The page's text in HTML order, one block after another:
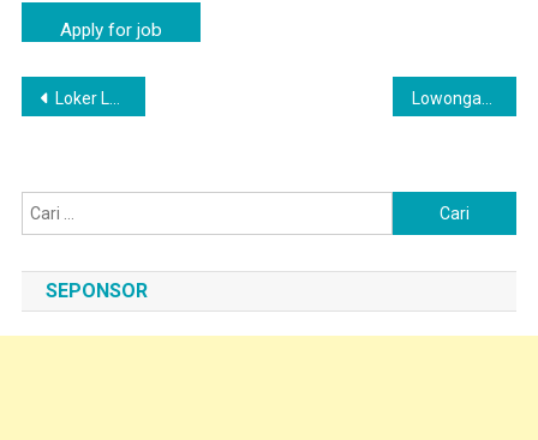
Navigasi
Loker Lemahmekar, Indramayu Terbaru – Operator Pabrik | PT Indofood CBP Sukses Makmur Tbk
untuk:
SEPONSOR